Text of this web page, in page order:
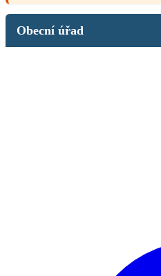
Obecní úřad